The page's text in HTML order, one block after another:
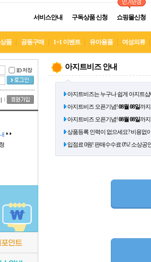
서비스안내 구독상품 신청 쇼핑몰신청
품 공동구매 1+1 이벤트 유아용품 여성의류
ID 저장 아지트비즈 안내
아지트비즈는 누구나 쉽게 아지트
아지트비즈 오픈기념!08월 08일까
아지트비즈 오픈기념!08월 08일까
상품등록 인력이 없으세요? 비용없
입점료 0원! 판매수수료 0%! 소상